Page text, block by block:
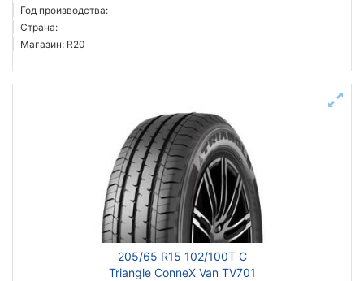
Год производства:
Страна:
Магазин: R20
205/65 R15 102/100T C
Triangle ConneX Van TV701